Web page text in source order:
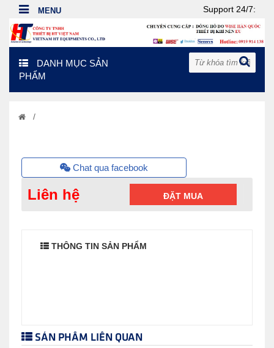
Support 24/7:
DANH MỤC SẢN
PHẨM
/
Chat qua facebook
Liên hệ ĐẶT MUA
THÔNG TIN SẢN PHẨM
SẢN PHẨM LIÊN QUAN